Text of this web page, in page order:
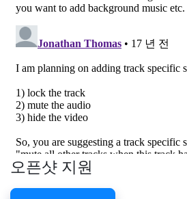
오픈샷 지원